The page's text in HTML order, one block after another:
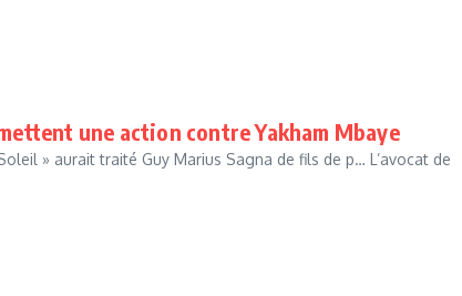
une action contre Yakham Mbaye
» aurait traité Guy Marius Sagna de fils de p… L’avocat de